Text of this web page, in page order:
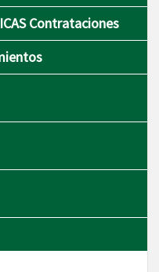
Contrataciones